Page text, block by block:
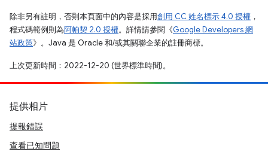
除非另有註明，否則本頁面中的內容是採用創用 CC 姓名標示 4.0 授權 ，
程式碼範例則為阿帕契 2.0 授權。詳情請參閱《Google Developers 網
站政策》。Java 是 Oracle 和/或其關聯企業的註冊商標。
上次更新時間：2022-12-20 (世界標準時間)。
提供相片
提報錯誤
查看已知問題